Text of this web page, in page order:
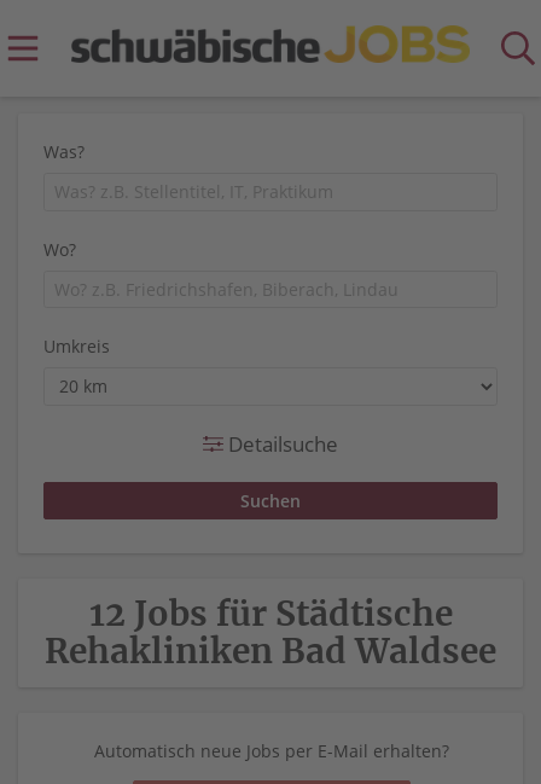
Was?
Wo?
Umkreis
Detailsuche
12 Jobs für Städtische
Rehakliniken Bad Waldsee
Automatisch neue Jobs per E-Mail erhalten?